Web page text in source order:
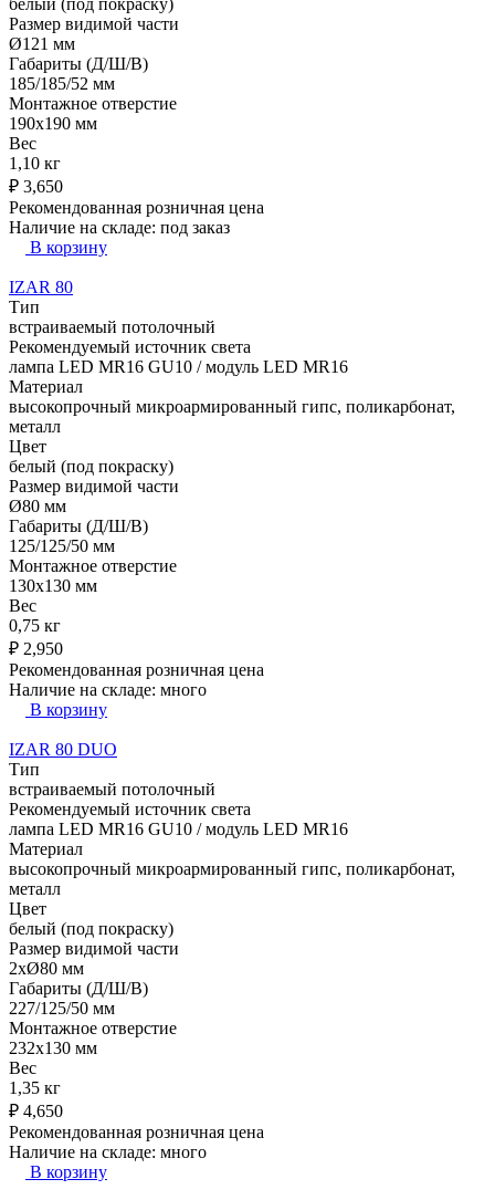
белый (под покраску)
Размер видимой части
Ø121 мм
Габариты (Д/Ш/В)
185/185/52 мм
Монтажное отверстие
190x190 мм
Вес
1,10 кг
₽ 3,650
Рекомендованная розничная цена
Наличие на складе: под заказ
В корзину
IZAR 80
Тип
встраиваемый потолочный
Рекомендуемый источник света
лампа LED MR16 GU10 / модуль LED MR16
Материал
высокопрочный микроармированный гипс, поликарбонат,
металл
Цвет
белый (под покраску)
Размер видимой части
Ø80 мм
Габариты (Д/Ш/В)
125/125/50 мм
Монтажное отверстие
130x130 мм
Вес
0,75 кг
₽ 2,950
Рекомендованная розничная цена
Наличие на складе: много
В корзину
IZAR 80 DUO
Тип
встраиваемый потолочный
Рекомендуемый источник света
лампа LED MR16 GU10 / модуль LED MR16
Материал
высокопрочный микроармированный гипс, поликарбонат,
металл
Цвет
белый (под покраску)
Размер видимой части
2xØ80 мм
Габариты (Д/Ш/В)
227/125/50 мм
Монтажное отверстие
232x130 мм
Вес
1,35 кг
₽ 4,650
Рекомендованная розничная цена
Наличие на складе: много
В корзину